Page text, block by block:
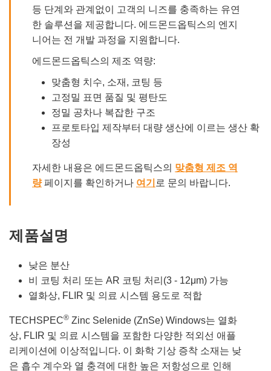
등 단계와 관계없이 고객의 니즈를 충족하는 유연
한 솔루션을 제공합니다. 에드몬드옵틱스의 엔지
니어는 전 개발 과정을 지원합니다.
에드몬드옵틱스의 제조 역량:
맞춤형 치수, 소재, 코팅 등
고정밀 표면 품질 및 평탄도
정밀 공차나 복잡한 구조
프로토타입 제작부터 대량 생산에 이르는 생산 확
장성
자세한 내용은 에드몬드옵틱스의 맞춤형 제조 역
량페이지를 확인하거나 여기 로 문의 바랍니다.
제품설명
낮은 분산
비 코팅 처리 또는 AR 코팅 처리(3 - 12μm) 가능
열화상, FLIR 및 의료 시스템 용도로 적합
TECHSPEC® Zinc Selenide (ZnSe) Windows는 열화
상, FLIR 및 의료 시스템을 포함한 다양한 적외선 애플
리케이션에 이상적입니다. 이 화학 기상 증착 소재는 낮
은 흡수 계수와 열 충격에 대한 높은 저항성으로 인해